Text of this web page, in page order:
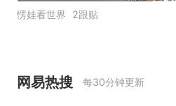
愣娃看世界 2跟贴
网易热搜 每30分钟更新